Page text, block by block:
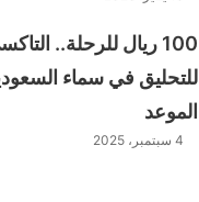
100 ريال للرحلة..
للتحليق في سماء
الموعد
4 سبتمبر، 2025